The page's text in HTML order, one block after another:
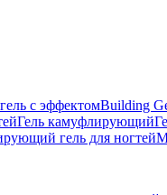
с эффектомBuilding
Гель камуфлирующий
гель для ногтей